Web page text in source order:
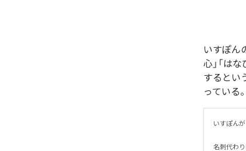
いすぽん
心」「はな
するとい
っている。
いすぽん
名刺代わ